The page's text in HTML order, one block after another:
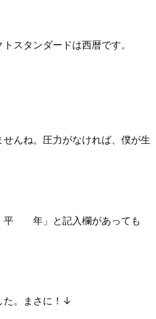
スタンダードは西暦です。
んね。圧力がなければ、僕が生
平 年」と記入欄があっても
た。まさに！↓